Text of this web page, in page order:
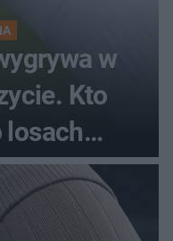
w
Kto
losach